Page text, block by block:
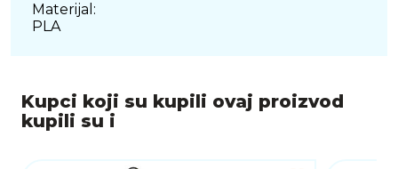
Materijal:
PLA
Kupci koji su kupili ovaj proizvod
kupili su i